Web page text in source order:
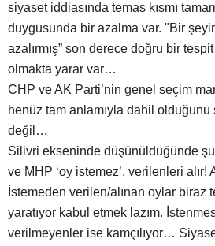
siyaset iddiasında temas kısmı
duygusunda bir azalma var. "Bir
azalırmış” son derece doğru bir
olmakta yarar var…
CHP ve AK Parti’nin genel seçim
henüz tam anlamıyla dahil
değil…
Silivri ekseninde düşünüldüğünde
ve MHP ‘oy istemez’, verilenleri alır!
İstemeden verilen/alınan oylar biraz
yaratıyor kabul etmek lazım.
verilmeyenler ise kamçılıyor…